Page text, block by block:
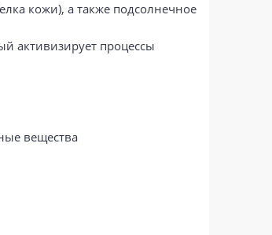
кожи), а также подсолнечное
активизирует процессы
вещества